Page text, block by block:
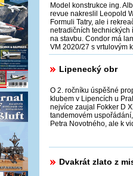
Model konstrukce ing.
revue nakreslil Leopold
Formuli Tatry, ale i
netradičních technických
na stavbu. Condor má
VM 2020/27 s vrtulovým
Lipenecký obr
O 2. ročníku úspěšné
klubem v Lipencích u
nejvíce zaujal Fokker D
tandemovém
Petra Novotného, ale k
Dvakrát zlato z